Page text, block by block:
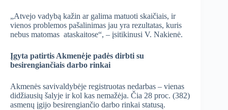
„Atvejo vadybą kažin ar galima matuoti skaičiais, ir
vienos problemos pašalinimas jau yra rezultatas, kuris
nebus matomas ataskaitose“, – įsitikinusi V. Nakienė.
Įgyta patirtis Akmenėje padės dirbti su
besirengiančiais darbo rinkai
Akmenės savivaldybėje registruotas nedarbas – vienas
didžiausių šalyje ir kol kas nemažėja. Čia 28 proc. (382)
asmenų įgijo besirengiančio darbo rinkai statusą.